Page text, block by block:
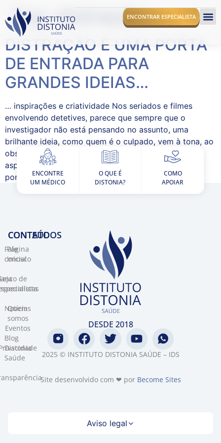
ENCONTRAR ESPECIALISTA
Tag:distração
DISTRAÇÃO É UMA PORTA
DE ENTRADA PARA
GRANDES IDEIAS…
… inspirações e criatividade Nos seriados e filmes
envolvendo detetives, parece que sempre que o
investigador não está pensando no assunto, uma
brilhante ideia, como quem é o culpado, vem à tona, ao
observar algo não relacionado com o caso. Nesse
aspecto, os produtores hollywoodianos não estavam
por fora da ciência. O que um novo estudo indica […]
ENCONTRE
UM MÉDICO
O QUE É
DISTONIA?
COMO
APOIAR
CONTEÚDOS
Página
Inicial
de
Quem
somos
Blog
Distonia
Saúde
DESDE 2018
2025 © INSTITUTO DISTONIA SAÚDE – IDS
Site desenvolvido com ❤ por Become Sites
CONTATO​
Fale
conosco
Notícias
Eventos
Aviso legal